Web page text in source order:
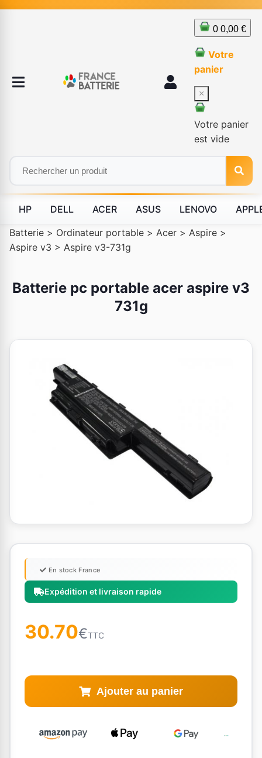
0 0,00 €
Votre
panier
×
Votre panier
est vide
HP DELL ACER ASUS LENOVO
Batterie > Ordinateur portable > Acer > Aspire >
Aspire v3 > Aspire v3-731g
Batterie pc portable acer aspire v3
731g
Expédition et livraison rapide
En stock France
30.70€TTC
Ajouter au panier